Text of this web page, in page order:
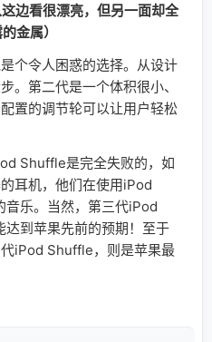
边看很漂亮，但另一面却全
金属）
令人困惑的选择。从设计
。第二代是一个体积很小、
置的调节轮可以让用户轻松
Shuffle是完全失败的，如
耳机，他们在使用iPod
乐。当然，第三代iPod
到苹果先前的预期！至于
iPod Shuffle，则是苹果最